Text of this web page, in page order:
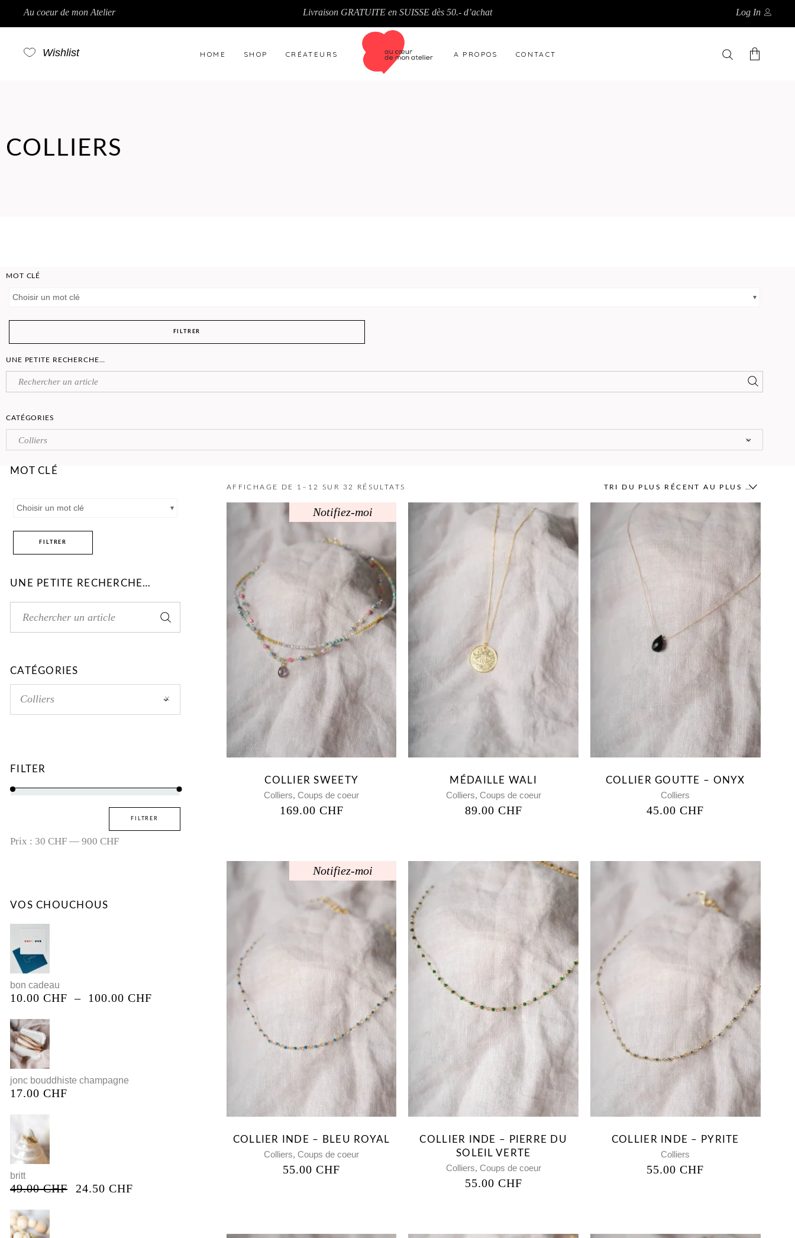
Au coeur de mon Atelier Livraison GRATUITE en SUISSE dès 50.- d’achat Log In
Wishlist HOME SHOP CRÉATEURS A PROPOS CONTACT
COLLIERS
MOT CLÉ
Choisir un mot clé
FILTRER
UNE PETITE RECHERCHE…
CATÉGORIES
×
Colliers
MOT CLÉ
Choisir un mot clé
FILTRER
UNE PETITE RECHERCHE…
CATÉGORIES
×
Colliers
FILTER
FILTRER
Prix : 30 CHF — 900 CHF
VOS CHOUCHOUS
bon cadeau
10.00 CHF – 100.00 CHF
jonc bouddhiste champagne
17.00 CHF
britt
49.00CHF 24.50 CHF
AFFICHAGE DE 1–12 SUR 32 RÉSULTATS TRI DU PLUS RÉCENT AU PLUS ANCIEN
Notifiez-moi
COLLIER SWEETY
Colliers,Coups de coeur
169.00 CHF
MÉDAILLE WALI
Colliers, Coups de coeur
89.00 CHF
COLLIER GOUTTE – ONYX
Colliers
45.00CHF
Notifiez-moi
COLLIER INDE – BLEU ROYAL
Colliers,Coups de coeur
55.00CHF
COLLIER INDE – PIERRE DU
SOLEIL VERTE
Colliers, Coups de coeur
55.00 CHF
COLLIER INDE – PYRITE
Colliers
55.00CHF